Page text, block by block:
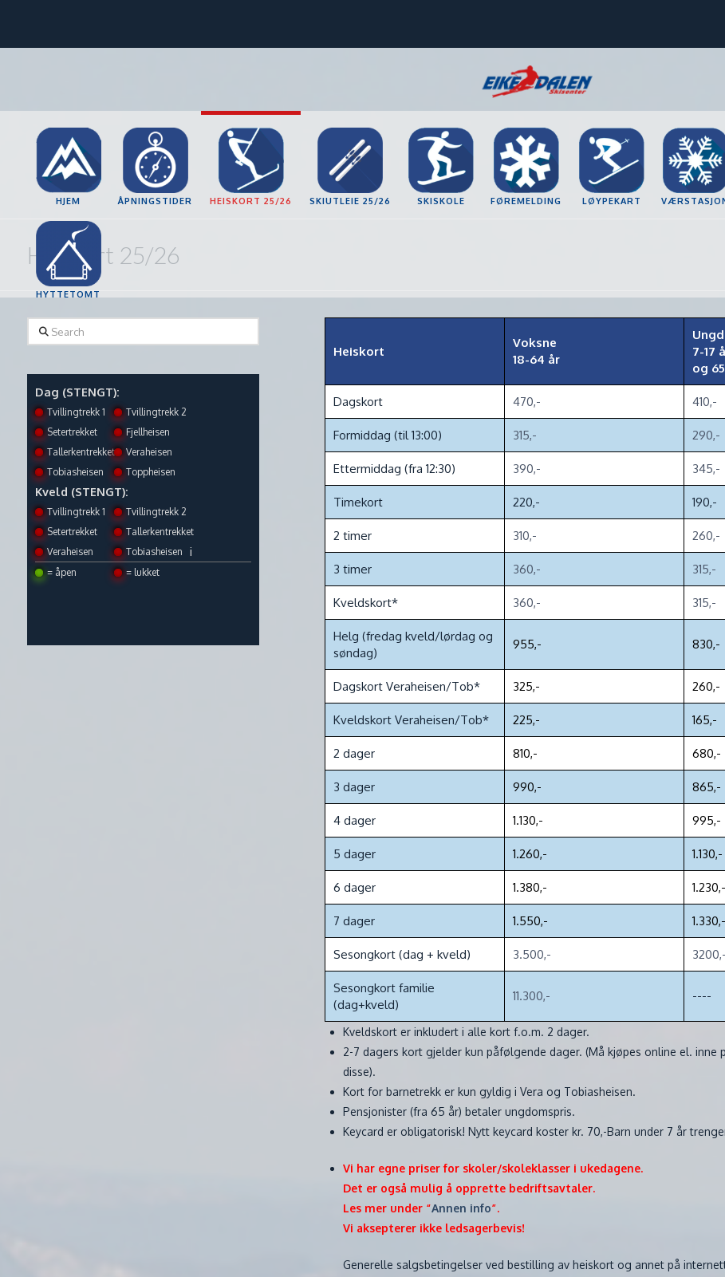
HJEM ÅPNINGSTIDER HEISKORT 25/26 SKIUTLEIE 25/26 SKISKOLE FØREMELDING LØYPEKART
HYTTETOMT
Heiskort 25/26
Heiskort
Voksne
18-64 år
7-17
og
Dagskort 470,- 410,-
Formiddag (til 13:00) 315,- 290,-
Ettermiddag (fra 12:30) 390,- 345,-
Timekort 220,- 190,-
2 timer 310,- 260,-
3 timer 360,- 315,-
Kveldskort* 360,- 315,-
Helg (fredag kveld/lørdag og
søndag)
955,- 830,-
Dagskort Veraheisen/Tob* 325,- 260,-
Kveldskort Veraheisen/Tob* 225,- 165,-
2 dager 810,- 680,-
3 dager 990,- 865,-
4 dager 1.130,- 995,-
5 dager 1.260,- 1.130,-
6 dager 1.380,- 1.230,-
7 dager 1.550,- 1.330,-
Sesongkort (dag + kveld) 3.500,- 3200,-
Sesongkort familie
(dag+kveld)
11.300,- ----
Kveldskort er inkludert i alle kort f.o.m. 2 dager.
2-7 dagers kort gjelder kun påfølgende dager. (Må kjøpes online el. inne
disse).
Kort for barnetrekk er kun gyldig i Vera og Tobiasheisen.
Pensjonister (fra 65 år) betaler ungdomspris.
Keycard er obligatorisk! Nytt keycard koster kr. 70,-Barn under 7 år
Vi har egne priser for skoler/skoleklasser i ukedagene.
Det er også mulig å opprette bedriftsavtaler.
Les mer under “Annen info”.
Vi aksepterer ikke ledsagerbevis!
Generelle salgsbetingelser ved bestilling av heiskort og annet på
Search
Dag (STENGT):
Tvillingtrekk 1
Tvillingtrekk 2
Setertrekket
Fjellheisen
Tallerkentrekket
Veraheisen
Tobiasheisen
Toppheisen
Kveld (STENGT):
Tvillingtrekk 1
Tvillingtrekk 2
Setertrekket
Tallerkentrekket
Veraheisen
Tobiasheisen i
= åpen = lukket